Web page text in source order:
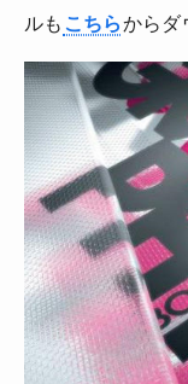
ルも こちらからダ